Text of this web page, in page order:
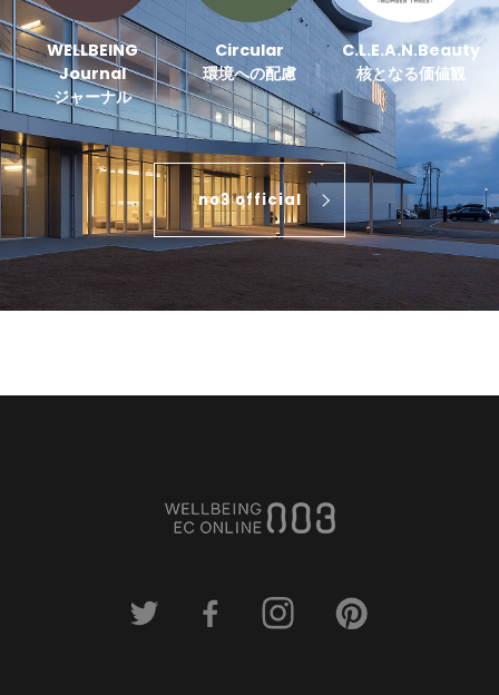
WELLBEING
Journal
ジャーナル
Circular
環境への配慮
C.L.E.A.N.Beauty
核となる価値観
no3 official